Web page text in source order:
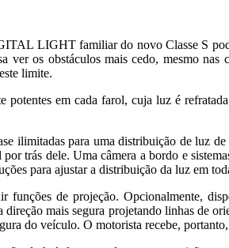
LIGHT familiar do novo Classe S
os obstáculos mais cedo, mesmo
limite.
em cada farol, cuja luz é
ilimitadas para uma distribuição de luz
trás dele. Uma câmera a bordo e
para ajustar a distribuição da luz em
de projeção. Opcionalmente,
mais segura projetando linhas de
do veículo. O motorista recebe,